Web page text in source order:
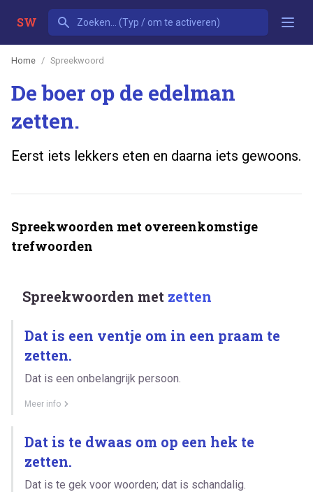
SW
Home Spreekwoord
De boer op de edelman
zetten.
Eerst iets lekkers eten en daarna iets gewoons.
Spreekwoorden met overeenkomstige
trefwoorden
Spreekwoorden met zetten
Dat is een ventje om in een praam te
zetten.
Dat is een onbelangrijk persoon.
Meer info
Dat is te dwaas om op een hek te
zetten.
Dat is te gek voor woorden; dat is schandalig.